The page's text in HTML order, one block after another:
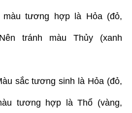
màu tương hợp là Hỏa (đỏ,
tránh màu Thủy (xanh
sắc tương sinh là Hỏa (đỏ,
tương hợp là Thổ (vàng,